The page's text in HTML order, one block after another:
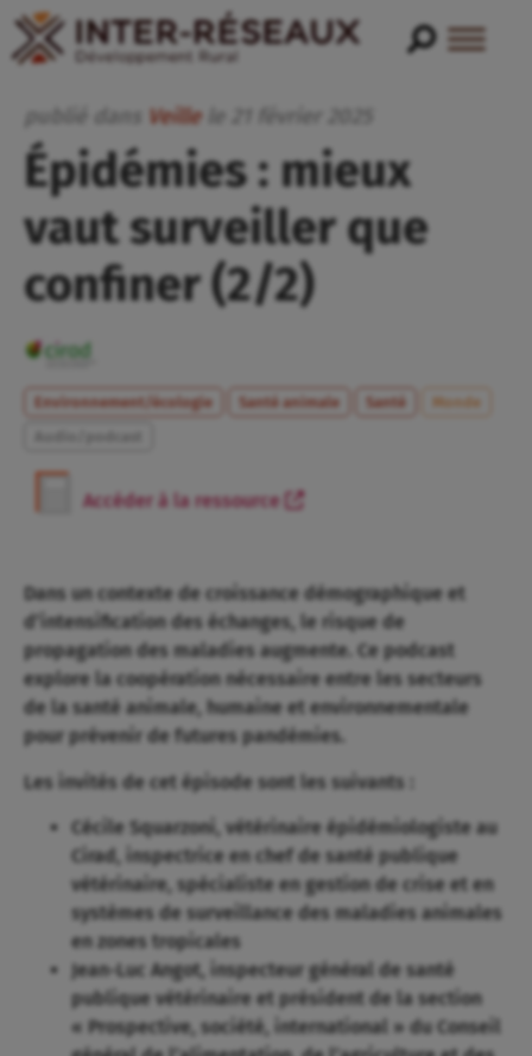
publié dans Veille le février
Épidémies : mieux
vaut surveiller que
confiner (2/2)
Environnement/écologie Santé animale Santé
Monde
Accéder à la ressource
Dans un contexte de croissance démographique et
d’intensification des échanges, le risque de
propagation des maladies augmente. Ce podcast
explore la coopération nécessaire entre les secteurs
de la santé animale, humaine et environnementale
pour prévenir de futures pandémies.
Les invités de cet épisode sont les suivants :
Cécile Squarzoni, vétérinaire épidémiologiste au
Cirad, inspectrice en chef de santé publique
vétérinaire, spécialiste en gestion de crise et en
systèmes de surveillance des maladies animales
en zones tropicales
Jean-Luc Angot, inspecteur général de santé
publique vétérinaire et président de la section
« Prospective, société, international » du Conseil